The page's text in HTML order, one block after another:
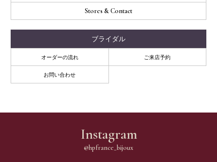
Stores & Contact
ブライダル
オーダーの流れ ご来店予約
お問い合わせ
Instagram
@hpfrance_bijoux